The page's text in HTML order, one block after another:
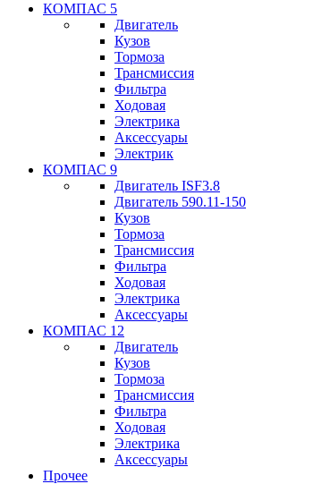
КОМПАС 5
Двигатель
Кузов
Тормоза
Трансмиссия
Фильтра
Ходовая
Электрика
Аксессуары
Электрик
КОМПАС 9
Двигатель ISF3.8
Двигатель 590.11-150
Кузов
Тормоза
Трансмиссия
Фильтра
Ходовая
Электрика
Аксессуары
КОМПАС 12
Двигатель
Кузов
Тормоза
Трансмиссия
Фильтра
Ходовая
Электрика
Аксессуары
Прочее